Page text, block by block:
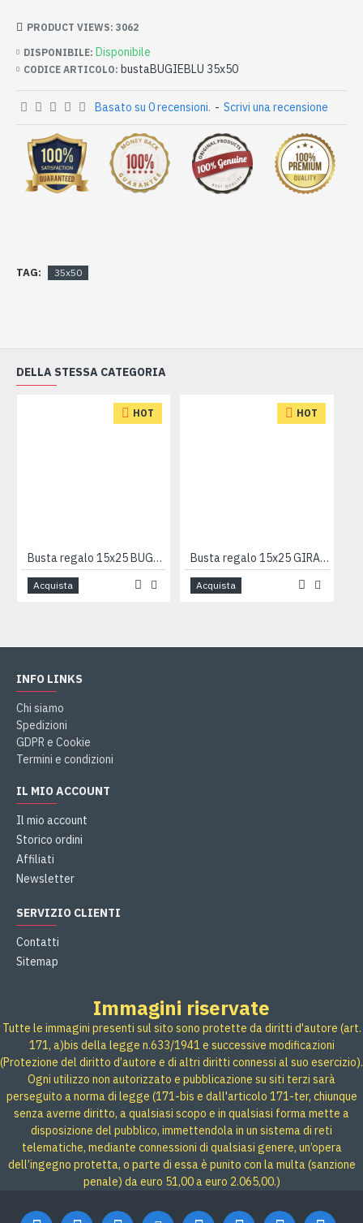
DISPONIBILE: Disponibile
CODICE ARTICOLO: bustaBUGIEBLU 35x50
PRODUCT VIEWS: 3062
Basato su 0 recensioni. - Scrivi una recensione
TAG: 35x50
DELLA STESSA CATEGORIA
HOT
Busta regalo 15x25 BUGIE BLU 50pz
Acquista
HOT
Busta regalo 15x25 GIRANDOLA 50pz
Acquista
INFO LINKS
Chi siamo
Spedizioni
GDPR e Cookie
Termini e condizioni
IL MIO ACCOUNT
Il mio account
Storico ordini
Affiliati
Newsletter
SERVIZIO CLIENTI
Contatti
Sitemap
Immagini riservate
Tutte le immagini presenti sul sito sono protette da diritti d'autore (art.
171, a)bis della legge n.633/1941 e successive modificazioni
(Protezione del diritto d’autore e di altri diritti connessi al suo esercizio).
Ogni utilizzo non autorizzato e pubblicazione su siti terzi sarà
perseguito a norma di legge (171-bis e dall'articolo 171-ter, chiunque
senza averne diritto, a qualsiasi scopo e in qualsiasi forma mette a
disposizione del pubblico, immettendola in un sistema di reti
telematiche, mediante connessioni di qualsiasi genere, un’opera
dell’ingegno protetta, o parte di essa è punito con la multa (sanzione
penale) da euro 51,00 a euro 2.065,00.)